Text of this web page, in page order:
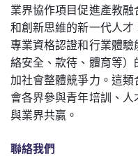
業界協作項目促進產教
和創新思維的新一代人才
專業資格認證和行業體
絡安全、款待、體育等
加社會整體競爭力。這
會各界參與青年培訓、
與業界共贏。
聯絡我們